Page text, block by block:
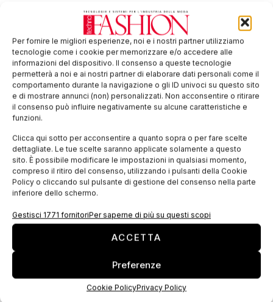
Per fornire le migliori esperienze, noi e i nostri partner utilizziamo
tecnologie come i cookie per memorizzare e/o accedere alle
informazioni del dispositivo. Il consenso a queste tecnologie
permetterà a noi e ai nostri partner di elaborare dati personali come il
comportamento durante la navigazione o gli ID univoci su questo sito
e di mostrare annunci (non) personalizzati. Non acconsentire o ritirare
il consenso può influire negativamente su alcune caratteristiche e
funzioni.
Clicca qui sotto per acconsentire a quanto sopra o per fare scelte
dettagliate. Le tue scelte saranno applicate solamente a questo
sito. È possibile modificare le impostazioni in qualsiasi momento,
compreso il ritiro del consenso, utilizzando i pulsanti della Cookie
Policy o cliccando sul pulsante di gestione del consenso nella parte
inferiore dello schermo.
Gestisci 1771 fornitoriPer saperne di più su questi scopi
ACCETTA
Preferenze
Cookie PolicyPrivacy Policy
Eneas 3D Viewer2012©, per calzetteria permette la
realizzazione di calze virtuali in full 3D, a partire dal
disegno in 2D oppure la creazione della calza
direttamente sul modello 3D.
Una libreria di oltre 700 tipi di calze in 3D, dalle
standard alle sportive, dalle atletiche a quelle da
neonato e bambino, lo rende uno strumento unico,
semplice da usare ed indispensabile per ogni
calzificio.
Eneas PageStudio 2012©, un programma di
impaginazione grafica che consente la presentazione
dei disegni, delle collezioni e delle tirelle in una veste
nuova più valorizzata e più attraente.
Fimast informatica progettista